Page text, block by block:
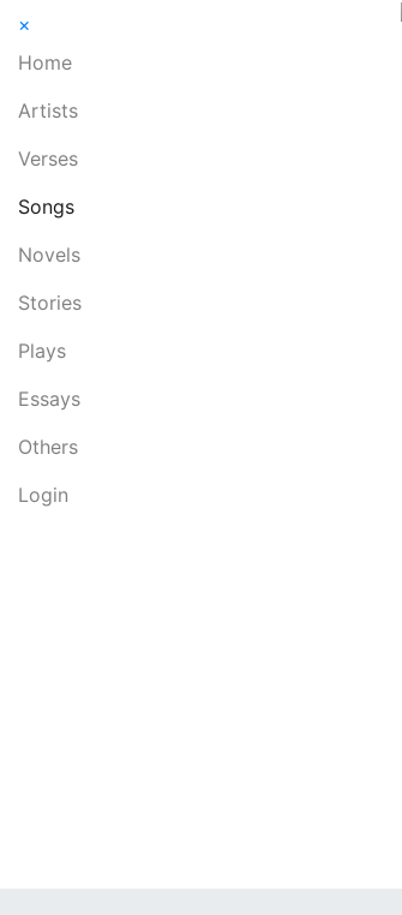
×
Home
Artists
Verses
Songs
Novels
Stories
Plays
Essays
Others
Login